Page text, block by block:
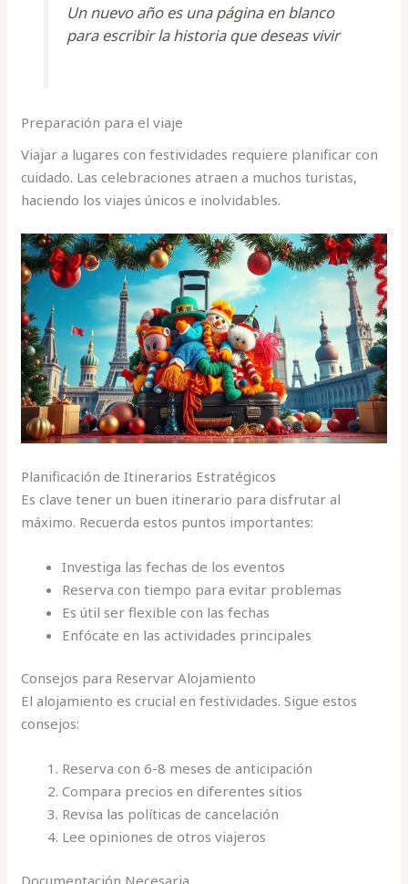
Un nuevo año es una página en blanco
para escribir la historia que deseas vivir
Preparación para el viaje
Viajar a lugares con festividades requiere planificar con
cuidado. Las celebraciones atraen a muchos turistas,
haciendo los viajes únicos e inolvidables.
Planificación de Itinerarios Estratégicos
Es clave tener un buen itinerario para disfrutar al
máximo. Recuerda estos puntos importantes:
Investiga las fechas de los eventos
Reserva con tiempo para evitar problemas
Es útil ser flexible con las fechas
Enfócate en las actividades principales
Consejos para Reservar Alojamiento
El alojamiento es crucial en festividades. Sigue estos
consejos:
Reserva con 6-8 meses de anticipación
Compara precios en diferentes sitios
Revisa las políticas de cancelación
Lee opiniones de otros viajeros
Documentación Necesaria